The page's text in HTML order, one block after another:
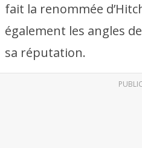
fait la renommée
également les angles
sa réputation.